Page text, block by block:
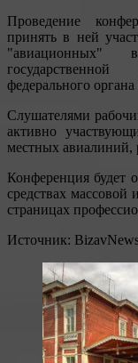
Проведение
принять в ней
"авиационных"
федерального
Слушателями
активно
местных
Конференция будет
средствах массовой
страницах
Источник: